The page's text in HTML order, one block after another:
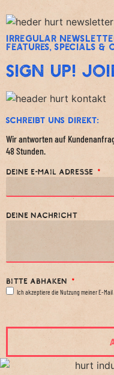
irregular
features, specials &
Sign Up!
Schreibt uns direkt:
Wir antworten auf
48 Stunden.
Deine E-Mail Adresse
Deine Nachricht
Bitte Abhaken
Ich akzeptiere die Nutzung meiner E-